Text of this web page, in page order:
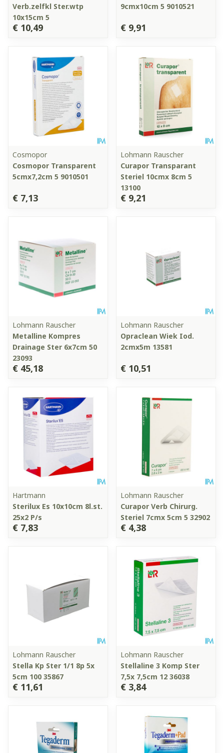
Verb.zelfkl Ster.wtp
10x15cm 5
€ 10,49
9cmx10cm 5 9010521
€ 9,91
Cosmopor
Cosmopor Transparent
5cmx7,2cm 5 9010501
€ 7,13
Lohmann Rauscher
Curapor Transparant
Steriel 10cmx 8cm 5
13100
€ 9,21
Lohmann Rauscher
Metalline Kompres
Drainage Ster 6x7cm 50
23093
€ 45,18
Lohmann Rauscher
Opraclean Wiek Iod.
2cmx5m 13581
€ 10,51
Hartmann
Sterilux Es 10x10cm 8l.st.
25x2 P/s
€ 7,83
Lohmann Rauscher
Curapor Verb Chirurg.
Steriel 7cmx 5cm 5 32902
€ 4,38
Lohmann Rauscher
Stella Kp Ster 1/1 8p 5x
5cm 100 35867
€ 11,61
Lohmann Rauscher
Stellaline 3 Komp Ster
7,5x 7,5cm 12 36038
€ 3,84